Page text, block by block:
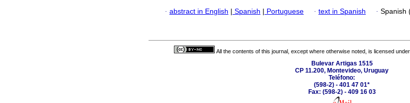
· abstract in English | Spanish | Portuguese · text in Spanish · Spanish
All the contents of this journal, except where otherwise noted, is licensed
Bulevar Artigas 1515
CP 11.200, Montevideo, Uruguay
Teléfono:
(598-2) - 401 47 01*
Fax: (598-2) - 409 16 03